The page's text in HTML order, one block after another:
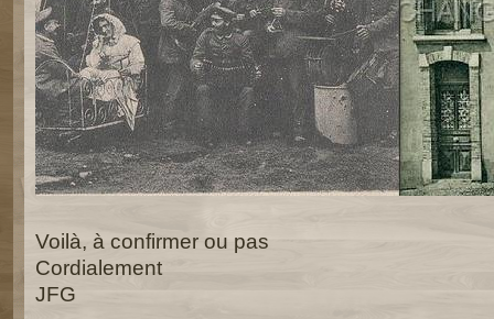
Voilà, à confirmer ou pas
Cordialement
JFG